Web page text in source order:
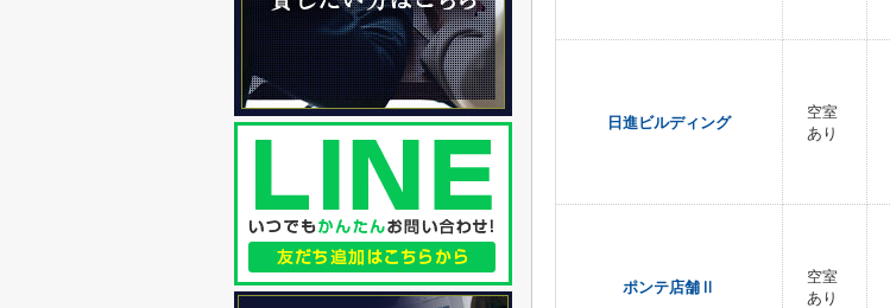
日進ビルディング
空室
あり
ポンテ店舗Ⅱ
空室
あり